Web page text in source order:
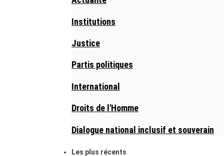
Institutions
Justice
Partis politiques
International
Droits de l'Homme
Dialogue national inclusif et souverain
Les plus récents